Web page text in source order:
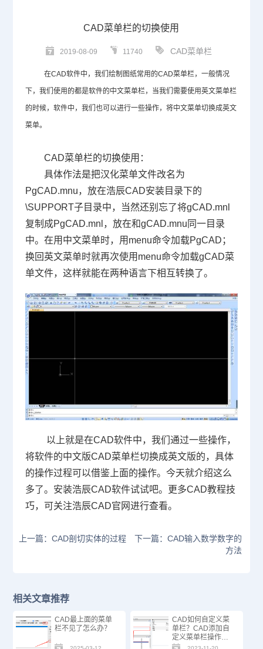
CAD菜单栏的切换使用
2019-08-09 11740 CAD菜单栏
在CAD软件中，我们绘制图纸常用的CAD菜单栏，一般情况
下，我们使用的都是软件的中文菜单栏，当我们需要使用英文菜单栏
的时候，软件中，我们也可以进行一些操作，将中文菜单切换成英文
菜单。
CAD菜单栏的切换使用：
具体作法是把汉化菜单文件改名为
PgCAD.mnu，放在浩辰CAD安装目录下的
\SUPPORT子目录中，当然还别忘了将gCAD.mnl
复制成PgCAD.mnl ，放在和gCAD.mnu 同一目录
中。在用中文菜单时，用 menu命令加载PgCAD ；
换回英文菜单时就再次使用 menu命令加载gCAD菜
单文件，这样就能在两种语言下相互转换了。
以上就是在CAD软件中，我们通过一些操作，
将软件的中文版CAD菜单栏切换成英文版的，具体
的操作过程可以借鉴上面的操作。今天就介绍这么
多了。安装浩辰CAD软件试试吧。更多CAD教程技
巧，可关注浩辰CAD官网进行查看。
上一篇：CAD剖切实体的过程
下一篇：CAD输入数学数字的
方法
相关文章推荐
CAD最上面的菜单
栏不见了怎么办？
CAD如何自定义菜
单栏？CAD添加自
定义菜单栏操作步
骤